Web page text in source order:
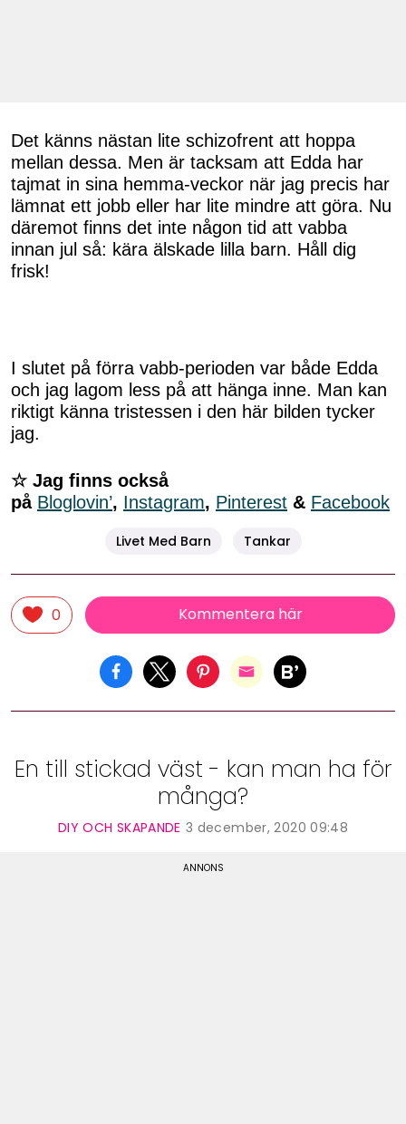
Det känns nästan lite schizofrent att hoppa
mellan dessa. Men är tacksam att Edda har
tajmat in sina hemma-veckor när jag precis har
lämnat ett jobb eller har lite mindre att göra. Nu
däremot finns det inte någon tid att vabba
innan jul så: kära älskade lilla barn. Håll dig
frisk!
I slutet på förra vabb-perioden var både Edda
och jag lagom less på att hänga inne. Man kan
riktigt känna tristessen i den här bilden tycker
jag.
☆ Jag finns också
på Bloglovin’, Instagram, Pinterest & Facebook
Livet Med Barn Tankar
0 Kommentera här
En till stickad väst - kan man ha för
många?
DIY OCH SKAPANDE 3 december, 2020 09:48